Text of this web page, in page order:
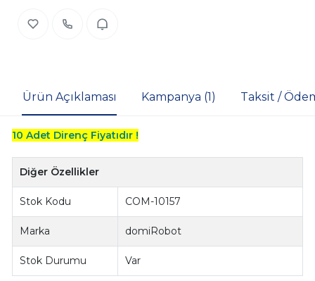
Ürün Açıklaması Kampanya (1) Taksit /
10 Adet Direnç Fiyatıdır !
Diğer Özellikler
Stok Kodu COM-10157
Marka domiRobot
Stok Durumu Var